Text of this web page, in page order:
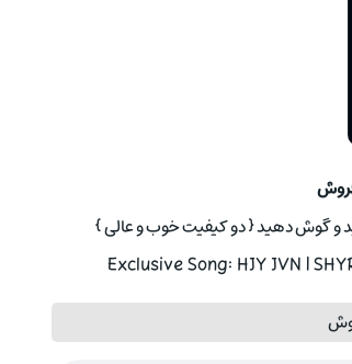
و گوش دهید { دو کیفیت خوب و عالی }
Exclusive Song: HJY JVN |